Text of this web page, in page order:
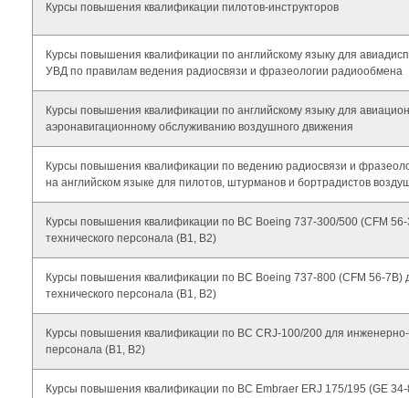
Курсы повышения квалификации пилотов-инструкторов
Курсы повышения квалификации по английскому языку для
УВД по правилам ведения радиосвязи и фразеологии радиообмена
Курсы повышения квалификации по английскому языку для
аэронавигационному обслуживанию воздушного движения
Курсы повышения квалификации по ведению радиосвязи и
на английском языке для пилотов, штурманов и бортрадистов
Курсы повышения квалификации по ВС Boeing 737-300/500 (CFM
технического персонала (В1, В2)
Курсы повышения квалификации по ВС Boeing 737-800 (CFM 56-7B)
технического персонала (В1, В2)
Курсы повышения квалификации по ВС CRJ-100/200 для инженерно-
персонала (В1, В2)
Курсы повышения квалификации по ВС Embraer ERJ 175/195 (GE